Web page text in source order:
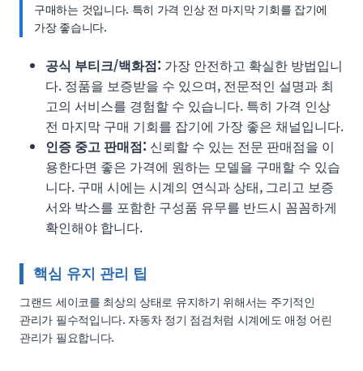
구매하는 것입니다. 특히 가격 인상 전 마지막 기회를 잡기에
가장 좋습니다.
공식 부티크/백화점: 가장 안전하고 확실한 방법입니
다. 정품을 보증받을 수 있으며, 전문적인 설명과 최
고의 서비스를 경험할 수 있습니다. 특히 가격 인상
전 마지막 구매 기회를 잡기에 가장 좋은 채널입니다.
인증 중고 판매점: 신뢰할 수 있는 전문 판매점을 이
용한다면 좋은 가격에 원하는 모델을 구매할 수 있습
니다. 구매 시에는 시계의 연식과 상태, 그리고 보증
서와 박스를 포함한 구성품 유무를 반드시 꼼꼼하게
확인해야 합니다.
핵심 유지 관리 팁
그랜드 세이코를 최상의 상태로 유지하기 위해서는 주기적인
관리가 필수적입니다. 자동차 정기 점검처럼 시계에도 애정 어린
관리가 필요합니다.